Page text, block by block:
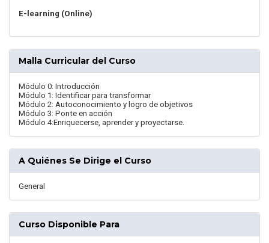
E-learning (Online)
Malla Curricular del Curso
Módulo 0: Introducción
Módulo 1: Identificar para transformar
Módulo 2: Autoconocimiento y logro de objetivos
Módulo 3: Ponte en acción
Módulo 4:Enriquecerse, aprender y proyectarse.
A Quiénes Se Dirige el Curso
General
Curso Disponible Para